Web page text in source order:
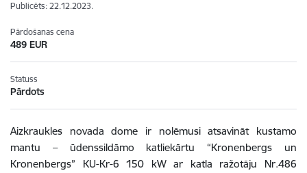
Publicēts: 22.12.2023.
Pārdošanas cena
489 EUR
Statuss
Pārdots
Aizkraukles novada dome ir nolēmusi atsavināt kustamo
mantu – ūdenssildāmo katliekārtu “Kronenbergs un
Kronenbergs” KU-Kr-6 150 kW ar katla ražotāju Nr.486